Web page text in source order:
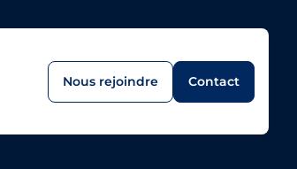
Nous rejoindre Contact